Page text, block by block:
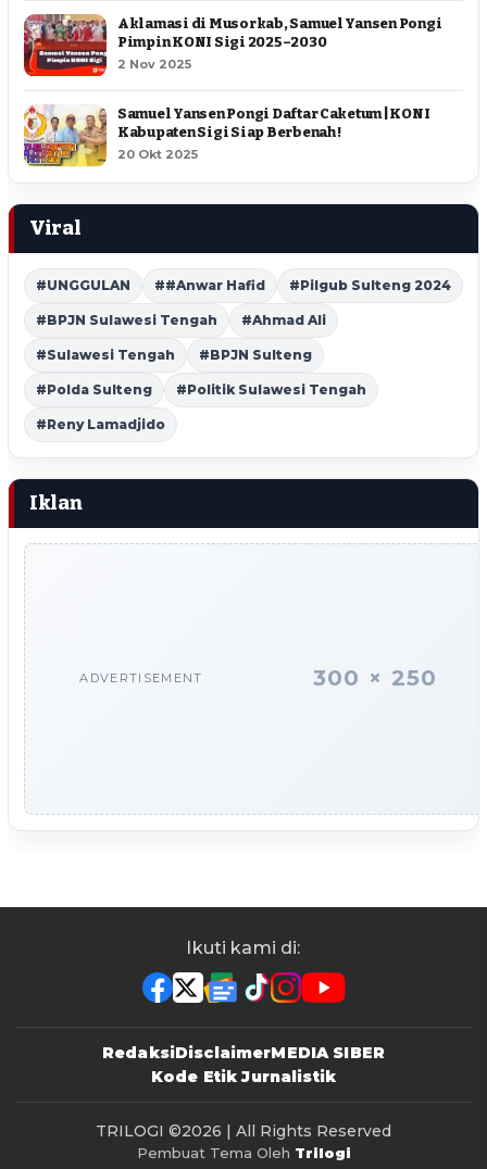
Aklamasi di Musorkab, Samuel Yansen Pongi
Pimpin KONI Sigi 2025–2030
2 Nov 2025
Samuel Yansen Pongi Daftar Caketum | KONI
Kabupaten Sigi Siap Berbenah !
20 Okt 2025
Viral
#UNGGULAN ##Anwar Hafid #Pilgub Sulteng 2024
#BPJN Sulawesi Tengah #Ahmad Ali
#Sulawesi Tengah #BPJN Sulteng
#Polda Sulteng #Politik Sulawesi Tengah
#Reny Lamadjido
Iklan
ADVERTISEMENT 300 × 250
Ikuti kami di:
RedaksiDisclaimerMEDIA SIBER
Kode Etik Jurnalistik
TRILOGI ©2026 | All Rights Reserved
Pembuat Tema Oleh Trilogi